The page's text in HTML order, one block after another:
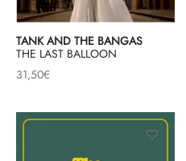
TANK AND THE BANGAS
THE LAST BALLOON
31,50€